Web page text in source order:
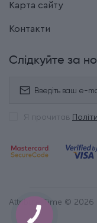
Карта сайту
Контакти
Слідкуйте за
Я прочитав
Attribute Time © 2026 |